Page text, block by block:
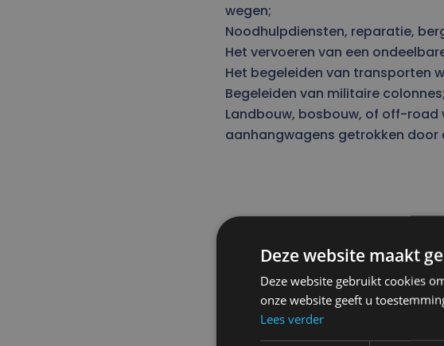
wegen;
Noodhulpdiensten, reparatie,
Het vervoeren van een
Het begeleiden van transporten
Begeleiden van militaire colonnes;
Landbouw, bosbouw, of off-road
aanhangwagens getrokken door
Deze website maakt
Deze website gebruikt cookies
onze website geeft u
Lees verder